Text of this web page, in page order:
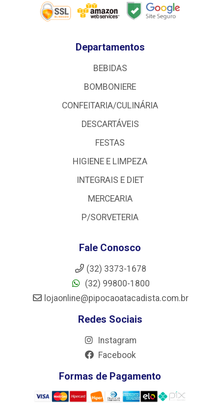
Departamentos
BEBIDAS
BOMBONIERE
CONFEITARIA/CULINÁRIA
DESCARTÁVEIS
FESTAS
HIGIENE E LIMPEZA
INTEGRAIS E DIET
MERCEARIA
P/SORVETERIA
Fale Conosco
(32) 3373-1678
(32) 99800-1800
lojaonline@pipocaoatacadista.com.br
Redes Sociais
Instagram
Facebook
Formas de Pagamento